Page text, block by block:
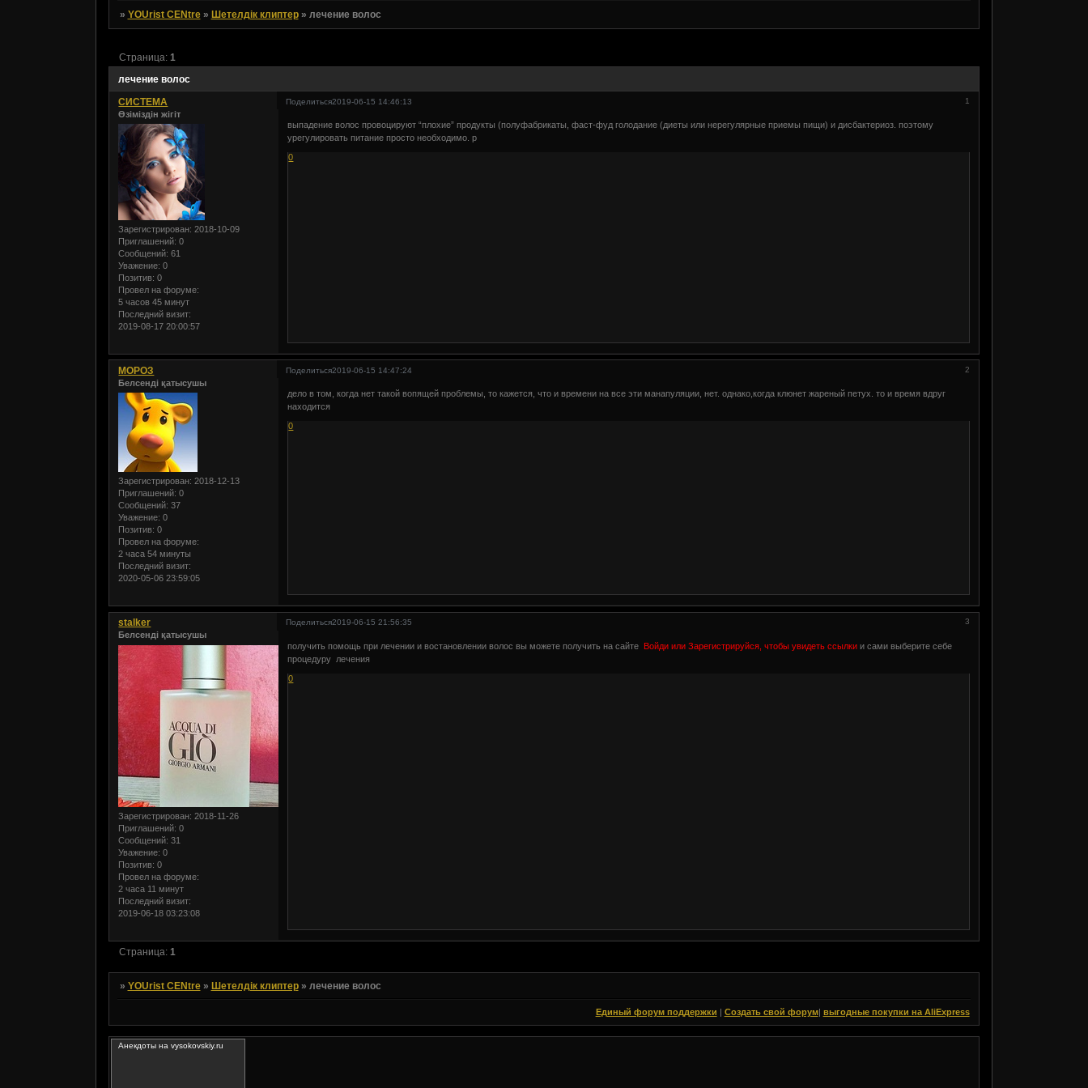
» YOUrist CENtre » Шетелдік клиптер » лечение волос
лечение волос
Страница: 1
Поделиться 1
2019-06-15 14:46:13
СИСТЕМА
Өзіміздін жігіт
Зарегистрирован: 2018-10-09
Приглашений: 0
Сообщений: 61
Уважение: 0
Позитив: 0
Провел на форуме:
5 часов 45 минут
Последний визит:
2019-08-17 20:00:57
выпадение волос провоцируют “плохие” продукты (полуфабрикаты, фаст-фуд голодание (диеты или нерегулярные приемы пищи) и дисбактериоз. поэтому
урегулировать питание просто необходимо. р
0
Поделиться 2
2019-06-15 14:47:24
МОРОЗ
Белсенді қатысушы
Зарегистрирован: 2018-12-13
Приглашений: 0
Сообщений: 37
Уважение: 0
Позитив: 0
Провел на форуме:
2 часа 54 минуты
Последний визит:
2020-05-06 23:59:05
дело в том, когда нет такой вопящей проблемы, то кажется, что и времени на все эти манапуляции, нет. однако,когда клюнет жареный петух. то и время вдруг
находится
0
Поделиться 3
2019-06-15 21:56:35
stalker
Белсенді қатысушы
Зарегистрирован: 2018-11-26
Приглашений: 0
Сообщений: 31
Уважение: 0
Позитив: 0
Провел на форуме:
2 часа 11 минут
Последний визит:
2019-06-18 03:23:08
получить помощь при лечении и востановлении волос вы можете получить на сайте Войди или Зарегистрируйся, чтобы увидеть ссылки и сами выберите себе
процедуру лечения
0
Страница: 1
» YOUrist CENtre » Шетелдік клиптер » лечение волос
Единый форум поддержки | Создать свой форум| выгодные покупки на AliExpress